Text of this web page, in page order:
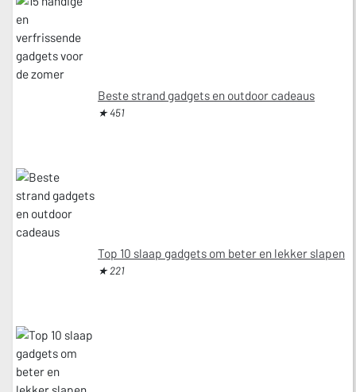
Beste strand gadgets en outdoor cadeaus
★ 451
Top 10 slaap gadgets om beter en lekker slapen
★ 221